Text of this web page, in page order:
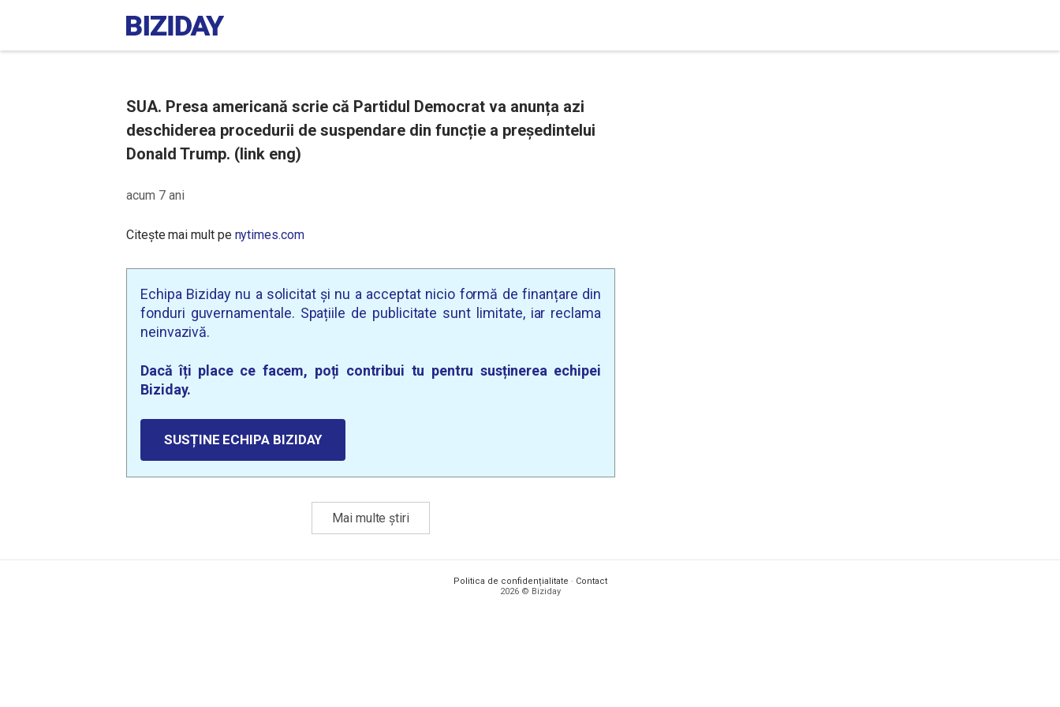
SUA. Presa americană scrie că Partidul Democrat va anunța azi
deschiderea procedurii de suspendare din funcție a președintelui
Donald Trump. (link eng)
acum 7 ani
Citește mai mult pe nytimes.com
Echipa Biziday nu a solicitat și nu a acceptat nicio formă de finanțare din
fonduri guvernamentale. Spațiile de publicitate sunt limitate, iar reclama
neinvazivă.
Dacă îți place ce facem, poți contribui tu pentru susținerea echipei
Biziday.
SUSȚINE ECHIPA BIZIDAY
Mai multe știri
Politica de confidențialitate · Contact
2026 © Biziday